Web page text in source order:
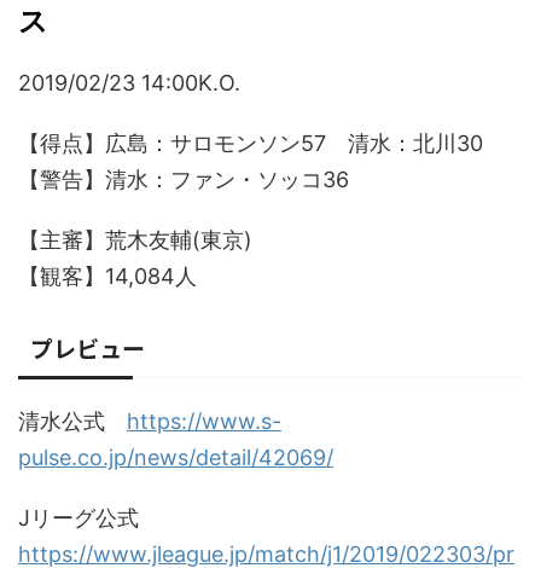
ス
2019/02/23 14:00K.O.
【得点】広島：サロモンソン57 清水：北川30
【警告】清水：ファン・ソッコ36
【主審】荒木友輔(東京)
【観客】14,084人
プレビュー
清水公式 https://www.s-
pulse.co.jp/news/detail/42069/
Jリーグ公式
https://www.jleague.jp/match/j1/2019/022303/pr